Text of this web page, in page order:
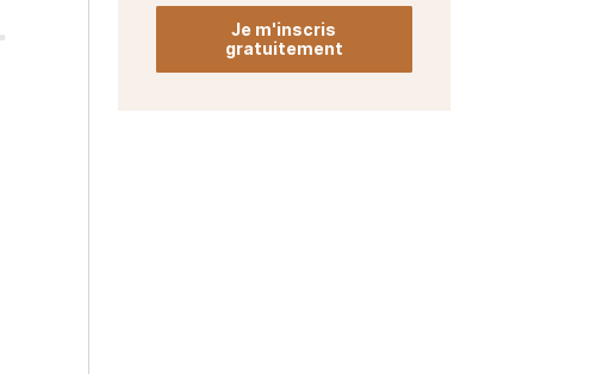
Je m'inscris
gratuitement